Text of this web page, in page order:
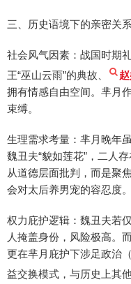
三、历史语境下的亲密关
社会风气因素：战国时期
王“巫山云雨”的典故、
拥有情感自由空间。芈月
束缚。
生理需求考量：芈月晚年
魏丑夫“貌如莲花”，二人
从道德层面批判，而是聚
会对太后养男宠的容忍度。
权力庇护逻辑：魏丑夫若
人掩盖身份，风险极高。
更在芈月庇护下涉足政治
益交换模式，与历史上其